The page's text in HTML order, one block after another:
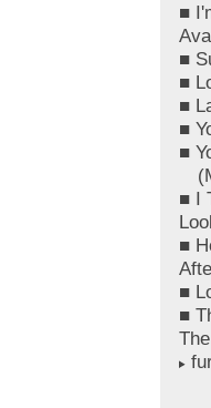
■
■
■
■
■
■
■ I
■
■
■